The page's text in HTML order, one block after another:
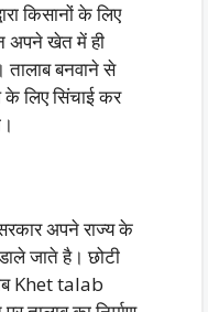
किसानों के लिए
अपने खेत में ही
तालाब बनवाने से
के लिए सिंचाई कर
अपने राज्य के
जाते है। छोटी
Khet talab